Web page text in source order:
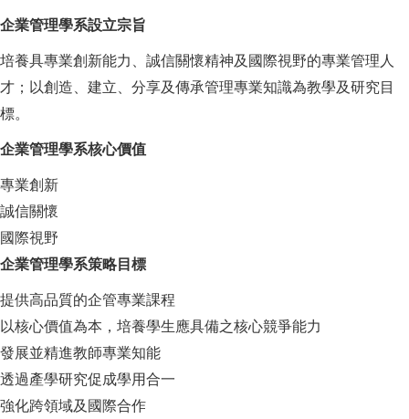
企業管理學系設立宗旨
培養具專業創新能力、誠信關懷精神及國際視野的專業管理人
才；以創造、建立、分享及傳承管理專業知識為教學及研究目
標。
企業管理學系核心價值
專業創新
誠信關懷
國際視野
企業管理學系策略目標
提供高品質的企管專業課程
以核心價值為本，培養學生應具備之核心競爭能力
發展並精進教師專業知能
透過產學研究促成學用合一
強化跨領域及國際合作